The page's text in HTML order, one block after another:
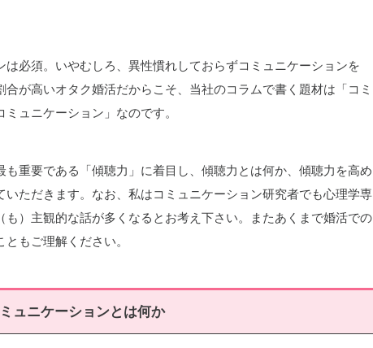
必須。いやむしろ、異性慣れしておらずコミュニケーションを
合が高いオタク婚活だからこそ、当社のコラムで書く題材は「コミ
ュニケーション」なのです。
重要である「傾聴力」に着目し、傾聴力とは何か、傾聴力を高め
ただきます。なお、私はコミュニケーション研究者でも心理学専
）主観的な話が多くなるとお考え下さい。またあくまで婚活での
もご理解ください。
ュニケーションとは何か